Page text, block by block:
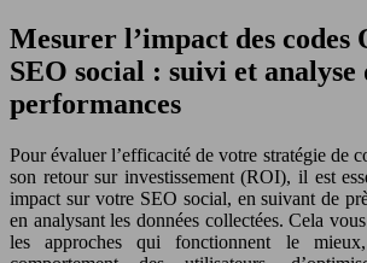
Mesurer l’impact des codes
SEO social : suivi et analyse
performances
Pour évaluer l’efficacité de votre stratégie de
son retour sur investissement (ROI), il est
impact sur votre SEO social, en suivant de
en analysant les données collectées. Cela
les approches qui fonctionnent le